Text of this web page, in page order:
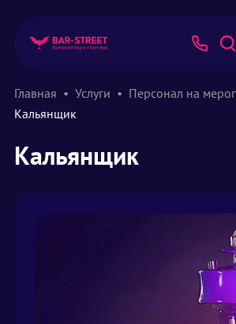
Главная Услуги
Персонал на
Кальянщик
Кальянщик